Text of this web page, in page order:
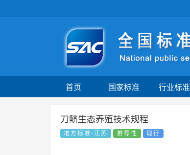
首页 国家标准 行业标准
刀鲚生态养殖技术规程
地方标准-江苏 推荐性 现行